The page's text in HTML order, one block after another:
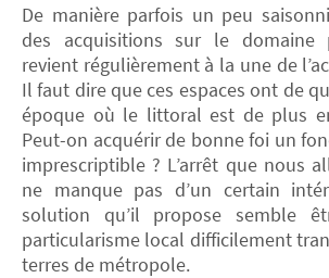
De manière parfois un peu
des acquisitions sur le domaine
revient régulièrement à la une de
Il faut dire que ces espaces ont de
époque où le littoral est de plus
Peut-on acquérir de bonne foi un
imprescriptible ? L’arrêt que nous
ne manque pas d’un certain
solution qu’il propose semble
particularisme local difficilement
terres de métropole.